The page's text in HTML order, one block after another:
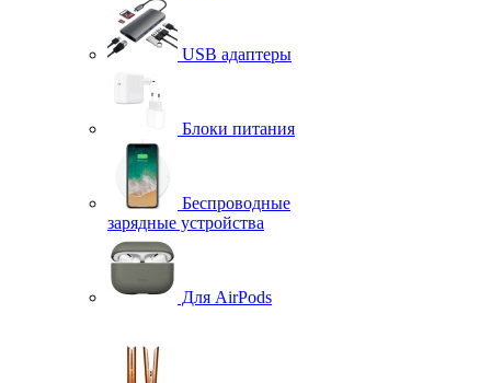
USB адаптеры
Блоки питания
Беспроводные
зарядные устройства
Для AirPods